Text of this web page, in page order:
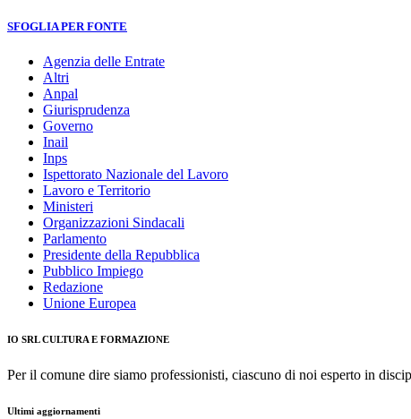
SFOGLIA PER FONTE
Agenzia delle Entrate
Altri
Anpal
Giurisprudenza
Governo
Inail
Inps
Ispettorato Nazionale del Lavoro
Lavoro e Territorio
Ministeri
Organizzazioni Sindacali
Parlamento
Presidente della Repubblica
Pubblico Impiego
Redazione
Unione Europea
IO SRL CULTURA E FORMAZIONE
Per il comune dire siamo professionisti, ciascuno di noi esperto in
Ultimi aggiornamenti